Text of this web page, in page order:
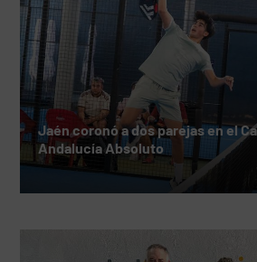
Jaén coronó a dos parejas en el
Andalucía Absoluto